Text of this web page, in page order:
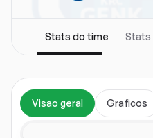
Stats do time Stats
Visao geral Graficos